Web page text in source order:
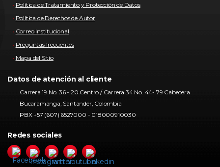
Política de Tratamiento y Protección de Datos
Política de Derechos de Autor
Correo Institucional
Preguntas frecuentes
Mapa del Sitio
Datos de atención al cliente
Carrera 19 No. 36 - 20 Centro / Carrera 34 No. 44- 79 Cabecera
Bucaramanga, Santander, Colombia
PBX +57 (607) 6527000 - 018000910030
Redes sociales